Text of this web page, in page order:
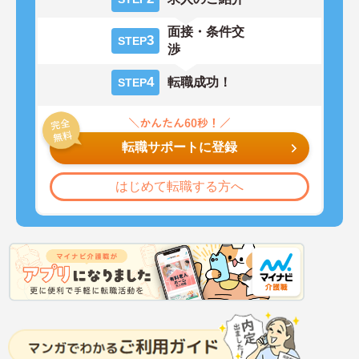
STEP3
面接・条件交
渉
STEP4 転職成功！
転職サポートに登録
はじめて転職する方へ